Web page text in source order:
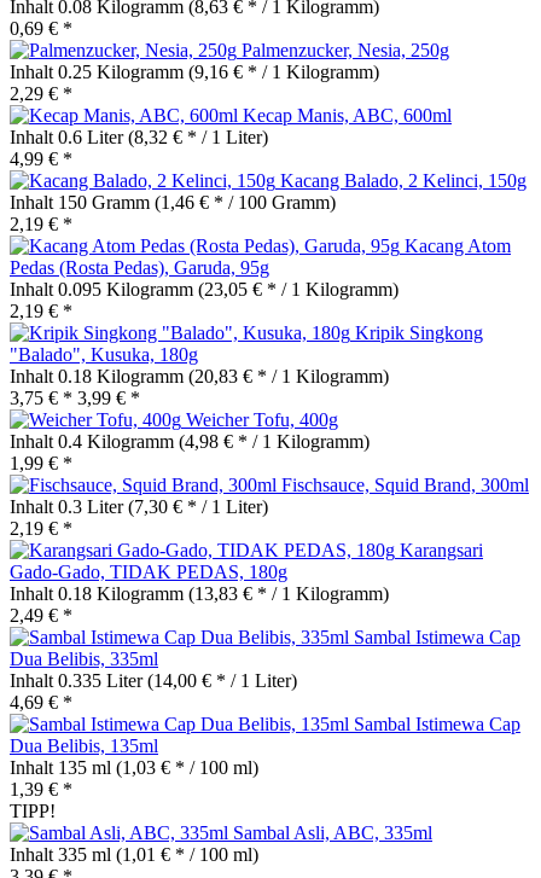
Inhalt 0.08 Kilogramm (8,63 € * / 1 Kilogramm)
0,69 € *
Palmenzucker, Nesia, 250g
Inhalt 0.25 Kilogramm (9,16 € * / 1 Kilogramm)
2,29 € *
Kecap Manis, ABC, 600ml
Inhalt 0.6 Liter(8,32 € * / 1 Liter)
4,99 € *
Kacang Balado, 2 Kelinci, 150g
Inhalt 150 Gramm (1,46 € * / 100 Gramm)
2,19 € *
Kacang Atom
Pedas (Rosta Pedas), Garuda, 95g
Inhalt 0.095 Kilogramm (23,05 € * / 1 Kilogramm)
2,19 € *
Kripik Singkong
"Balado", Kusuka, 180g
Inhalt 0.18 Kilogramm (20,83 € * / 1 Kilogramm)
3,75 € * 3,99 € *
Weicher Tofu, 400g
Inhalt 0.4 Kilogramm (4,98 € * / 1 Kilogramm)
1,99 € *
Fischsauce, Squid Brand, 300ml
Inhalt 0.3 Liter(7,30 € * / 1 Liter)
2,19 € *
Karangsari
Gado-Gado, TIDAK PEDAS, 180g
Inhalt 0.18 Kilogramm (13,83 € * / 1 Kilogramm)
2,49 € *
Sambal Istimewa Cap
Dua Belibis, 335ml
Inhalt 0.335 Liter(14,00 € * / 1 Liter)
4,69 € *
Sambal Istimewa Cap
Dua Belibis, 135ml
Inhalt 135 ml (1,03 € * / 100 ml)
1,39 € *
TIPP!
Sambal Asli, ABC, 335ml
Inhalt 335 ml (1,01 € * / 100 ml)